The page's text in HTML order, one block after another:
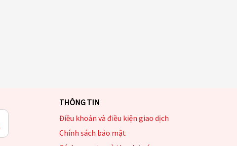
THÔNG TIN
Điều khoản và điều kiện giao dịch
Chính sách bảo mật